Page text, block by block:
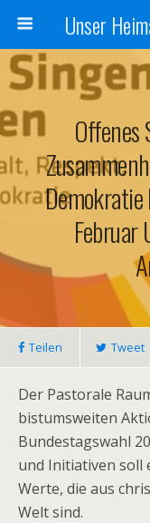
Offenes
Teilen Tweet
Der Pastorale
bistumsweiten
Bundestagswahl
und Initiativen soll
Werte, die aus
Welt sind.